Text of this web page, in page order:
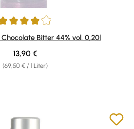
von 4 von 5 Sternen
Bitter 44% vol. 0,20l
(69,50 € / 1 Liter)
Regulärer Preis:
13,90 €